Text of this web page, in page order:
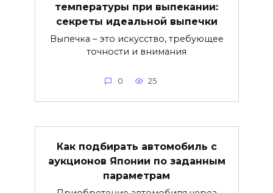
температуры при выпекании:
секреты идеальной выпечки
Выпечка – это искусство, требующее
точности и внимания
0 25
Как подбирать автомобиль с
аукционов Японии по заданным
параметрам